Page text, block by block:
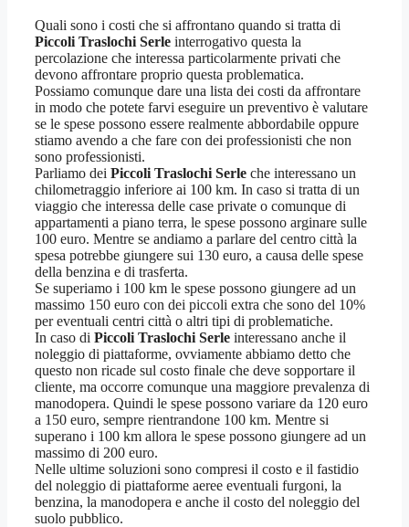
Quali sono i costi che si affrontano quando si tratta di
Piccoli Traslochi Serle interrogativo questa la
percolazione che interessa particolarmente privati che
devono affrontare proprio questa problematica.
Possiamo comunque dare una lista dei costi da affrontare
in modo che potete farvi eseguire un preventivo è valutare
se le spese possono essere realmente abbordabile oppure
stiamo avendo a che fare con dei professionisti che non
sono professionisti.
Parliamo dei Piccoli Traslochi Serle che interessano un
chilometraggio inferiore ai 100 km. In caso si tratta di un
viaggio che interessa delle case private o comunque di
appartamenti a piano terra, le spese possono arginare sulle
100 euro. Mentre se andiamo a parlare del centro città la
spesa potrebbe giungere sui 130 euro, a causa delle spese
della benzina e di trasferta.
Se superiamo i 100 km le spese possono giungere ad un
massimo 150 euro con dei piccoli extra che sono del 10%
per eventuali centri città o altri tipi di problematiche.
In caso di Piccoli Traslochi Serle interessano anche il
noleggio di piattaforme, ovviamente abbiamo detto che
questo non ricade sul costo finale che deve sopportare il
cliente, ma occorre comunque una maggiore prevalenza di
manodopera. Quindi le spese possono variare da 120 euro
a 150 euro, sempre rientrandone 100 km. Mentre si
superano i 100 km allora le spese possono giungere ad un
massimo di 200 euro.
Nelle ultime soluzioni sono compresi il costo e il fastidio
del noleggio di piattaforme aeree eventuali furgoni, la
benzina, la manodopera e anche il costo del noleggio del
suolo pubblico.